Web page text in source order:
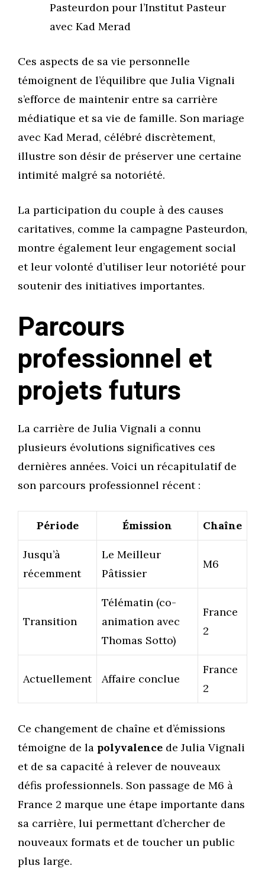
Pasteurdon pour l’Institut Pasteur
avec Kad Merad
Ces aspects de sa vie personnelle
témoignent de l’équilibre que Julia Vignali
s’efforce de maintenir entre sa carrière
médiatique et sa vie de famille. Son mariage
avec Kad Merad, célébré discrètement,
illustre son désir de préserver une certaine
intimité malgré sa notoriété.
La participation du couple à des causes
caritatives, comme la campagne Pasteurdon,
montre également leur engagement social
et leur volonté d’utiliser leur notoriété pour
soutenir des initiatives importantes.
Parcours
professionnel et
projets futurs
La carrière de Julia Vignali a connu
plusieurs évolutions significatives ces
dernières années. Voici un récapitulatif de
son parcours professionnel récent :
Période Émission Chaîne
Jusqu’à
récemment
Le Meilleur
Pâtissier
M6
Transition
Télématin (co-
animation avec
Thomas Sotto)
France
2
Actuellement Affaire conclue
France
2
Ce changement de chaîne et d’émissions
témoigne de la polyvalence de Julia Vignali
et de sa capacité à relever de nouveaux
défis professionnels. Son passage de M6 à
France 2 marque une étape importante dans
sa carrière, lui permettant d’chercher de
nouveaux formats et de toucher un public
plus large.